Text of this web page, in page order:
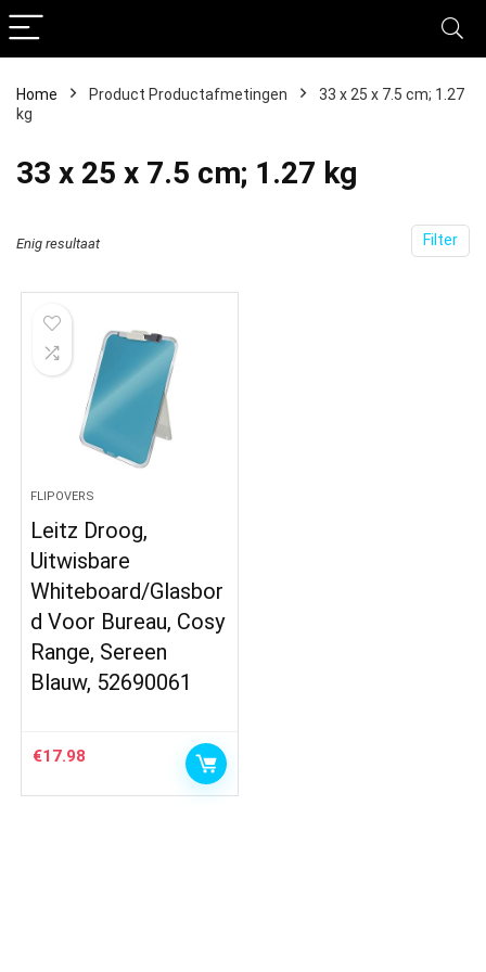
Home Product Productafmetingen
‎33 x 25 x 7.5 cm; 1.27
kg
‎33 x 25 x 7.5 cm; 1.27 kg
Filter
Enig resultaat
FLIPOVERS
Leitz Droog,
Uitwisbare
Whiteboard/Glasbor
d Voor Bureau, Cosy
Range, Sereen
Blauw, 52690061
€17.98